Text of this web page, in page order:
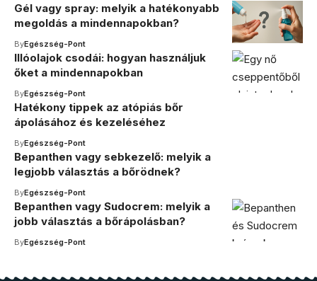
Gél vagy spray: melyik a hatékonyabb
megoldás a mindennapokban?
ByEgészség-Pont
Illóolajok csodái: hogyan használjuk
őket a mindennapokban
ByEgészség-Pont
Hatékony tippek az atópiás bőr
ápolásához és kezeléséhez
ByEgészség-Pont
Bepanthen vagy sebkezelő: melyik a
legjobb választás a bőrödnek?
ByEgészség-Pont
Bepanthen vagy Sudocrem: melyik a
jobb választás a bőrápolásban?
ByEgészség-Pont